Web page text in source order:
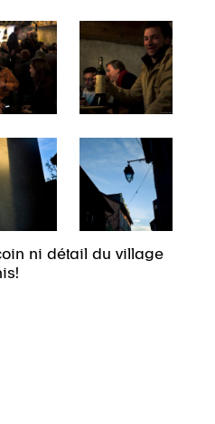
ni détail du village